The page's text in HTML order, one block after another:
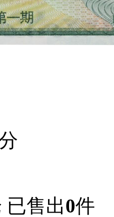
已售出0件